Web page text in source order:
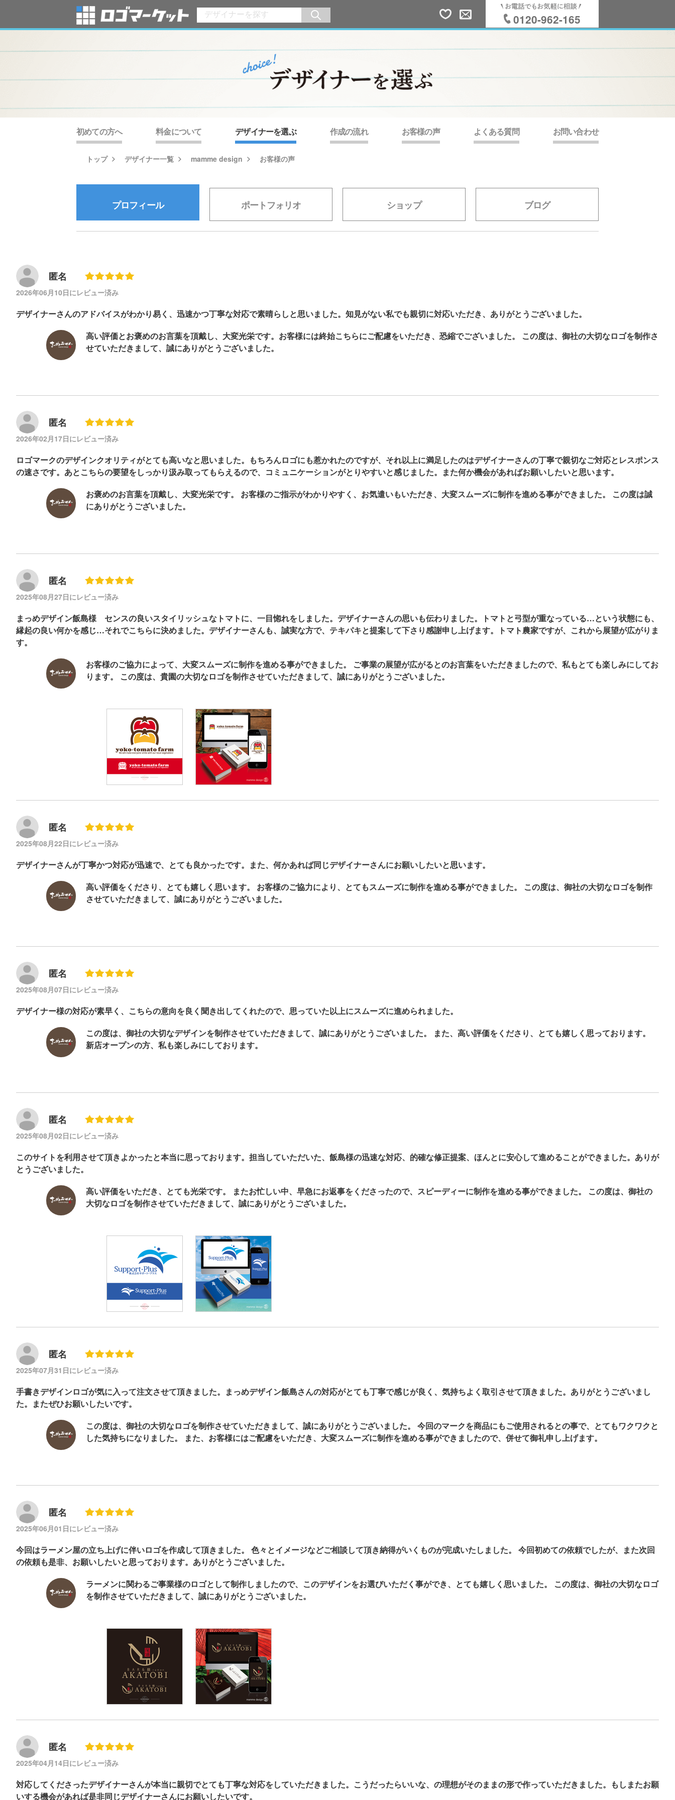
0120-962-165
初めての方へ 料金について デザイナーを選ぶ 作成の流れ お客様の声 よくある質問 お問い合わせ
トップ デザイナー一覧 mamme design お客様の声
プロフィール ポートフォリオ ショップ ブログ
匿名
2026年06月10日にレビュー済み
デザイナーさんのアドバイスがわかり易く、迅速かつ丁寧な対応で素晴らしと思いました。知見がない私でも親切に対応いただき、ありがとうございました。
高い評価とお褒めのお言葉を頂戴し、大変光栄です。お客様には終始こちらにご配慮をいただき、恐縮でございました。 この度は、御社の大切なロゴを制作さ
せていただきまして、誠にありがとうございました。
匿名
2026年02月17日にレビュー済み
ロゴマークのデザインクオリティがとても高いなと思いました。もちろんロゴにも惹かれたのですが、それ以上に満足したのはデザイナーさんの丁寧で親切なご対応とレスポンス
の速さです。あとこちらの要望をしっかり汲み取ってもらえるので、コミュニケーションがとりやすいと感じました。また何か機会があればお願いしたいと思います。
お褒めのお言葉を頂戴し、大変光栄です。 お客様のご指示がわかりやすく、お気遣いもいただき、大変スムーズに制作を進める事ができました。 この度は誠
にありがとうございました。
匿名
2025年08月27日にレビュー済み
まっめデザイン飯島様 センスの良いスタイリッシュなトマトに、一目惚れをしました。デザイナーさんの思いも伝わりました。トマトと弓型が重なっている…という状態にも、
縁起の良い何かを感じ…それでこちらに決めました。デザイナーさんも、誠実な方で、テキパキと提案して下さり感謝申し上げます。トマト農家ですが、これから展望が広がりま
す。
お客様のご協力によって、大変スムーズに制作を進める事ができました。 ご事業の展望が広がるとのお言葉をいただきましたので、私もとても楽しみにしてお
ります。 この度は、貴園の大切なロゴを制作させていただきまして、誠にありがとうございました。
匿名
2025年08月22日にレビュー済み
デザイナーさんが丁寧かつ対応が迅速で、とても良かったです。また、何かあれば同じデザイナーさんにお願いしたいと思います。
高い評価をくださり、とても嬉しく思います。 お客様のご協力により、とてもスムーズに制作を進める事ができました。 この度は、御社の大切なロゴを制作
させていただきまして、誠にありがとうございました。
匿名
2025年08月07日にレビュー済み
デザイナー様の対応が素早く、こちらの意向を良く聞き出してくれたので、思っていた以上にスムーズに進められました。
この度は、御社の大切なデザインを制作させていただきまして、誠にありがとうございました。 また、高い評価をくださり、とても嬉しく思っております。
新店オープンの方、私も楽しみにしております。
匿名
2025年08月02日にレビュー済み
このサイトを利用させて頂きよかったと本当に思っております。担当していただいた、飯島様の迅速な対応、的確な修正提案、ほんとに安心して進めることができました。ありが
とうございました。
高い評価をいただき、とても光栄です。 またお忙しい中、早急にお返事をくださったので、スピーディーに制作を進める事ができました。 この度は、御社の
大切なロゴを制作させていただきまして、誠にありがとうございました。
匿名
2025年07月31日にレビュー済み
手書きデザインロゴが気に入って注文させて頂きました。まっめデザイン飯島さんの対応がとても丁寧で感じが良く、気持ちよく取引させて頂きました。ありがとうございまし
た。またぜひお願いしたいです。
この度は、御社の大切なロゴを制作させていただきまして、誠にありがとうございました。 今回のマークを商品にもご使用されるとの事で、とてもワクワクと
した気持ちになりました。 また、お客様にはご配慮をいただき、大変スムーズに制作を進める事ができましたので、併せて御礼申し上げます。
匿名
2025年06月01日にレビュー済み
今回はラーメン屋の立ち上げに伴いロゴを作成して頂きました。 色々とイメージなどご相談して頂き納得がいくものが完成いたしました。 今回初めての依頼でしたが、また次回
の依頼も是非、お願いしたいと思っております。ありがとうございました。
ラーメンに関わるご事業様のロゴとして制作しましたので、このデザインをお選びいただく事ができ、とても嬉しく思いました。 この度は、御社の大切なロゴ
を制作させていただきまして、誠にありがとうございました。
匿名
2025年04月14日にレビュー済み
対応してくださったデザイナーさんが本当に親切でとても丁寧な対応をしていただきました。こうだったらいいな、の理想がそのままの形で作っていただきました。もしまたお願
いする機会があれば是非同じデザイナーさんにお願いしたいです。